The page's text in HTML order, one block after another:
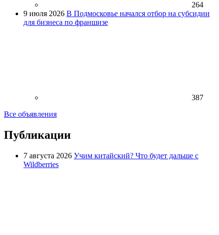
264
9 июля 2026 В Подмосковье начался отбор на субсидии
для бизнеса по франшизе
387
Все объявления
Публикации
7 августа 2026 Учим китайский? Что будет дальше с
Wildberries